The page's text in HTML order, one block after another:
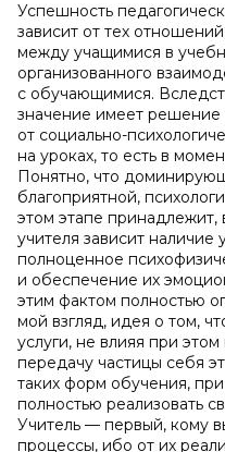
Успешность
зависит от тех
между учащимися в
организованного
с обучающимися.
значение имеет
от социально-
на уроках, то есть в
Понятно, что
благоприятной,
этом этапе
учителя зависит наличие
полноценное
и обеспечение их
этим фактом полностью
мой взгляд, идея о том,
услуги, не влияя при
передачу частицы себя
таких форм обучения,
полностью реализовать
Учитель — первый, кому
процессы, ибо от их